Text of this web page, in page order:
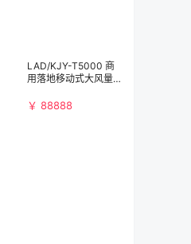
LAD/KJY-T5000 商
用落地移动式大风量
￥ 88888